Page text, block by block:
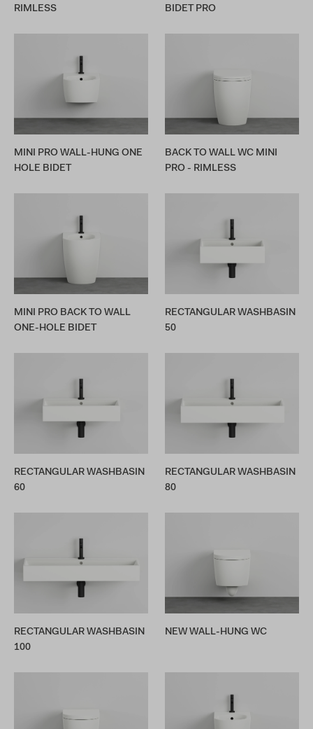
RIMLESS
BIDET PRO
MINI PRO WALL-HUNG ONE
HOLE BIDET
BACK TO WALL WC MINI
PRO - RIMLESS
MINI PRO BACK TO WALL
ONE-HOLE BIDET
RECTANGULAR WASHBASIN
50
RECTANGULAR WASHBASIN
60
RECTANGULAR WASHBASIN
80
RECTANGULAR WASHBASIN
100
NEW WALL-HUNG WC